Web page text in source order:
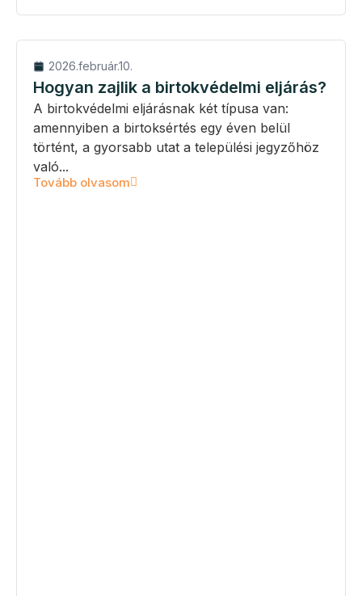
2026.február.10.
Hogyan zajlik a birtokvédelmi eljárás?
A birtokvédelmi eljárásnak két típusa van:
amennyiben a birtoksértés egy éven belül
történt, a gyorsabb utat a települési jegyzőhöz
való...
Tovább olvasom